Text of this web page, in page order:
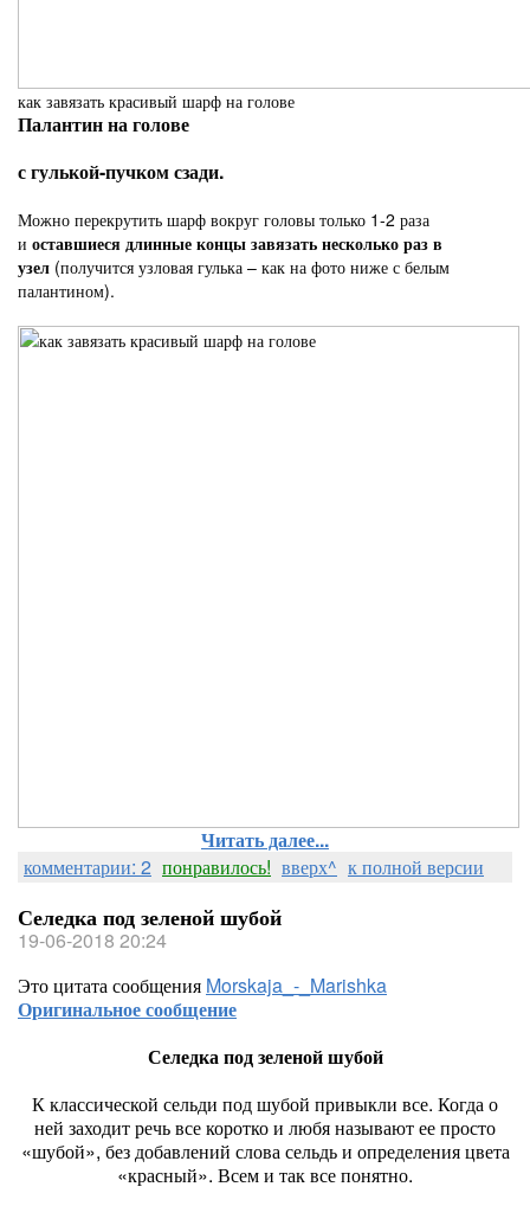
как завязать красивый шарф на голове
Палантин на голове
с гулькой-пучком сзади.
Можно перекрутить шарф вокруг головы только 1-2 раза
и оставшиеся длинные концы завязать несколько раз в
узел (получится узловая гулька – как на фото ниже с белым
палантином).
Читать далее...
комментарии: 2 понравилось! вверх^ к полной версии
Селедка под зеленой шубой
19-06-2018 20:24
Это цитата сообщения Morskaja_-_Marishka
Оригинальное сообщение
Селедка под зеленой шубой
К классической сельди под шубой привыкли все. Когда о
ней заходит речь все коротко и любя называют ее просто
«шубой», без добавлений слова сельдь и определения цвета
«красный». Всем и так все понятно.